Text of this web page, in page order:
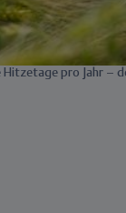
pro Jahr –